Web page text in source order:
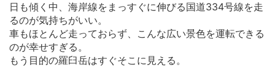
日も傾く中、海岸線をまっすぐに伸びる国道334号線を走
るのが気持ちがいい。
車もほとんど走っておらず、こんな広い景色を運転できる
のが幸せすぎる。
もう目的の羅臼岳はすぐそこに見える。